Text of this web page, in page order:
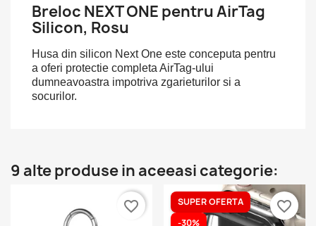
Breloc NEXT ONE pentru AirTag
Silicon, Rosu
Husa din silicon Next One este conceputa pentru
a oferi protectie completa AirTag-ului
dumneavoastra impotriva zgarieturilor si a
socurilor.
9 alte produse in aceeasi categorie:
favorite_border
SUPER OFERTA
-30%
favorite_border